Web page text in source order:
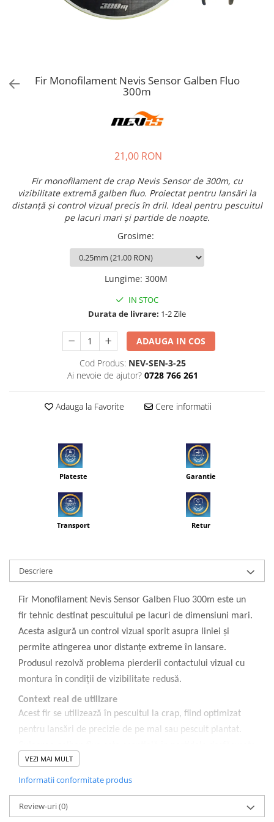
Fir Monofilament Nevis Sensor Galben Fluo
300m
21,00 RON
Fir monofilament de crap Nevis Sensor de 300m, cu
vizibilitate extremă galben fluo. Proiectat pentru lansări la
distanță și control vizual precis în dril. Ideal pentru pescuitul
pe lacuri mari și partide de noapte.
Grosime:
Lungime: 300M
IN STOC
Durata de livrare: 1-2 Zile
ADAUGA IN COS
Cod Produs: NEV-SEN-3-25
Ai nevoie de ajutor? 0728 766 261
Adauga la Favorite Cere informatii
Plateste Garantie
Transport Retur
Descriere
Fir Monofilament Nevis Sensor Galben Fluo 300m este un
fir tehnic destinat pescuitului pe lacuri de dimensiuni mari.
Acesta asigură un control vizual sporit asupra liniei și
permite atingerea unor distanțe extreme în lansare.
Produsul rezolvă problema pierderii contactului vizual cu
montura în condiții de vizibilitate redusă.
Context real de utilizare
Acest fir se utilizează în pescuitul la crap, fiind optimizat
pentru lansări de precizie de pe mal sau pescuit plantat.
pe timp de noapte sau în amurg. Permite pescarului să
identifice rapid unghiul sub care peștele se deplasează în
timpul drilului.
Ingineria produsului
VEZI MAI MULT
Informatii conformitate produs
Review-uri(0)